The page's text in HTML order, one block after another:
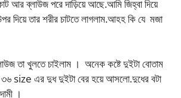
আর ব্লাউজ পরে দাড়িয়ে আছে.আমি জিহ্বা দিয়ে
দিয়ে তার শরীর চাটতে লাগলাম.আহহ কি যে মজা
তা খুলতে চাইলাম । অনেক কষ্টে দুইটা বোতাম
৩৬ size এর দুধ দুইটা বের হয়ে আসলো.দুধের বটা
।